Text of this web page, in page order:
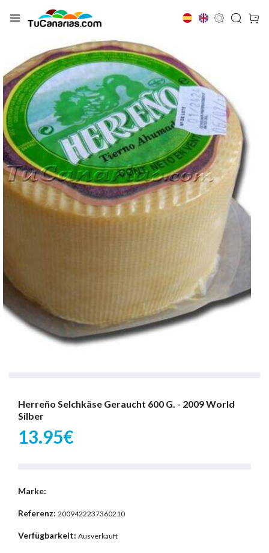
Herreño Selchkäse Geraucht 600 G. - 2009 World
Silber
13.95€
Marke:
Referenz: 2009422237360210
Verfügbarkeit: Ausverkauft